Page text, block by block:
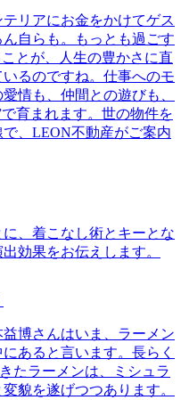
リアにお金をかけてゲス
自らも。もっとも過ごす
とが、人生の豊かさに直
るのですね。仕事へのモ
情も、仲間との遊びも、
育まれます。世の物件を
、LEON不動産がご案内
、着こなし術とキーとな
効果をお伝えします。
博さんはいま、ラーメン
あると言います。長らく
たラーメンは、ミシュラ
貌を遂げつつあります。